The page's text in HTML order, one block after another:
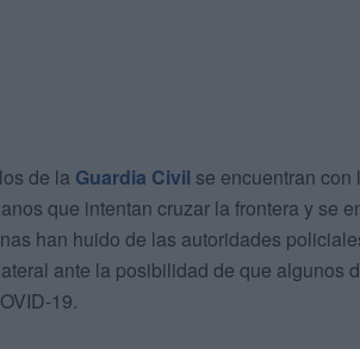
de la Guardia Civil se encuentran con
que intentan cruzar la frontera y se
han huido de las autoridades
ante la posibilidad de que algunos
19.